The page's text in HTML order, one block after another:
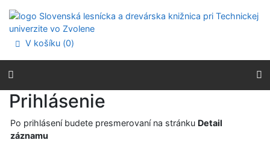
Prejsť na menu
Prehlásenie o webovej prístupnosti
V košíku (0)
Prihlásenie
Po prihlásení budete presmerovaní na stránku Detail
záznamu